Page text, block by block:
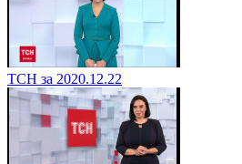
ТСН за 2020.12.22